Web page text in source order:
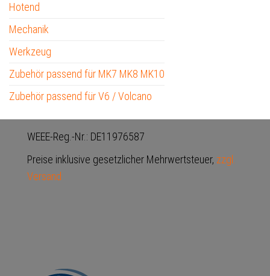
Hotend
Mechanik
Werkzeug
Zubehör passend für MK7 MK8 MK10
Zubehör passend für V6 / Volcano
WEEE-Reg.-Nr.: DE11976587
Preise inklusive gesetzlicher Mehrwertsteuer, zzgl.
Versand